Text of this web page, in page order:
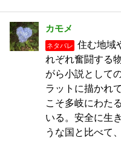
カモメ
ネタバレ
住む地域
れぞれ奮闘する
がら小説として
ラットに描かれ
こそ多岐にわた
いる。安全に生
うな国と比べて